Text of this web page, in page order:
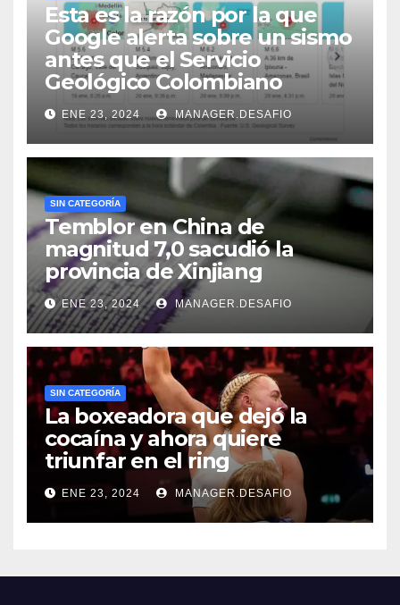
Esta es la razón por la que
Google alerta sobre un sismo
antes que el Servicio
Geológico Colombiano
ENE 23, 2024 MANAGER.DESAFIO
SIN CATEGORÍA
Temblor en China de
magnitud 7,0 sacudió la
provincia de Xinjiang
ENE 23, 2024 MANAGER.DESAFIO
SIN CATEGORÍA
La boxeadora que dejó la
cocaína y ahora quiere
triunfar en el ring​
ENE 23, 2024 MANAGER.DESAFIO